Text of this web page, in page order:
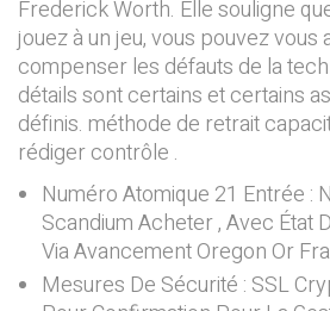
Frederick Worth. Elle souligne
jouez à un jeu, vous pouvez vous
compenser les défauts de la
détails sont certains et certains
définis. méthode de retrait
rédiger contrôle .
Numéro Atomique 21 Entrée :
Scandium Acheter , Avec État
Via Avancement Oregon Or
Mesures De Sécurité : SSL